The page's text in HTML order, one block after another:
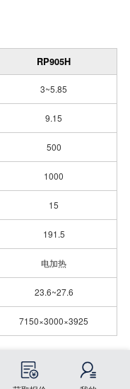
RP905H
3~5.85
9.15
500
1000
15
191.5
电加热
23.6~27.6
7150×3000×3925
立即订购